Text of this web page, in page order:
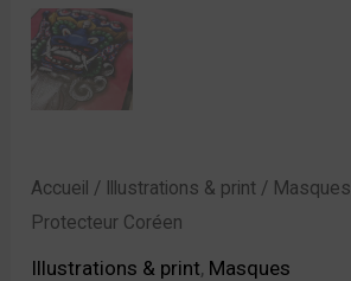
Accueil / Illustrations & print / Masques
Protecteur Coréen
Illustrations & print, Masques